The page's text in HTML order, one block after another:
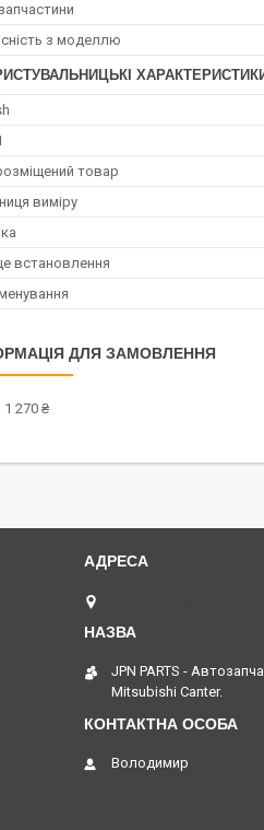
з моделлю
товар
виміру
встановлення
ДЛЯ ЗАМОВЛЕННЯ
1 270 ₴
JPN PARTS -
Mitsubishi Canter.
Володимир